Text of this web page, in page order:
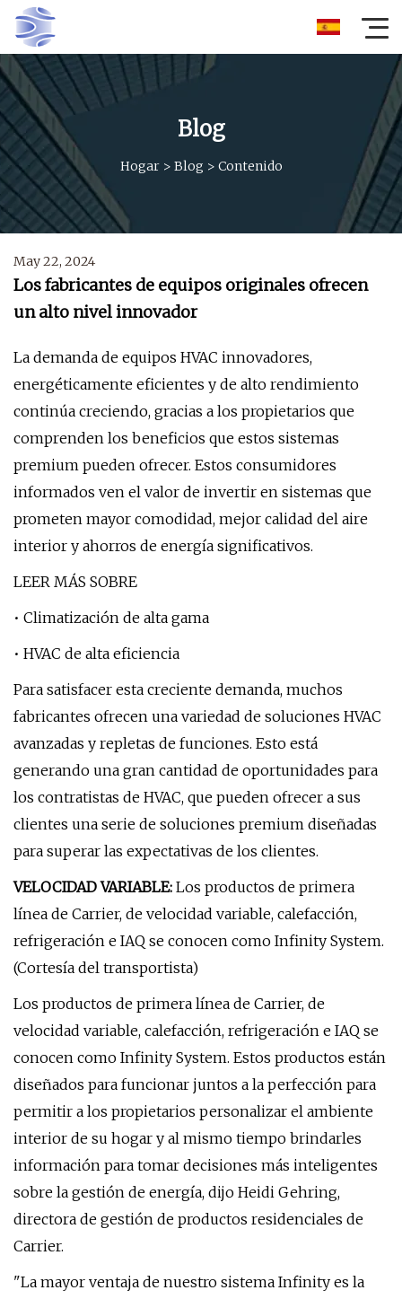
Blog
Hogar> Blog > Contenido
May 22, 2024
Los fabricantes de equipos originales ofrecen
un alto nivel innovador
La demanda de equipos HVAC innovadores,
energéticamente eficientes y de alto rendimiento
continúa creciendo, gracias a los propietarios que
comprenden los beneficios que estos sistemas
premium pueden ofrecer. Estos consumidores
informados ven el valor de invertir en sistemas que
prometen mayor comodidad, mejor calidad del aire
interior y ahorros de energía significativos.
LEER MÁS SOBRE
• Climatización de alta gama
• HVAC de alta eficiencia
Para satisfacer esta creciente demanda, muchos
fabricantes ofrecen una variedad de soluciones HVAC
avanzadas y repletas de funciones. Esto está
generando una gran cantidad de oportunidades para
los contratistas de HVAC, que pueden ofrecer a sus
clientes una serie de soluciones premium diseñadas
para superar las expectativas de los clientes.
VELOCIDAD VARIABLE: Los productos de primera
línea de Carrier, de velocidad variable, calefacción,
refrigeración e IAQ se conocen como Infinity System.
(Cortesía del transportista)
Los productos de primera línea de Carrier, de
velocidad variable, calefacción, refrigeración e IAQ se
conocen como Infinity System. Estos productos están
diseñados para funcionar juntos a la perfección para
permitir a los propietarios personalizar el ambiente
interior de su hogar y al mismo tiempo brindarles
información para tomar decisiones más inteligentes
sobre la gestión de energía, dijo Heidi Gehring,
directora de gestión de productos residenciales de
Carrier.
"La mayor ventaja de nuestro sistema Infinity es la